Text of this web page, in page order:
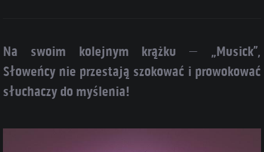
Na swoim kolejnym krążku – „Musick”,
Słoweńcy nie przestają szokować i prowokować
słuchaczy do myślenia!